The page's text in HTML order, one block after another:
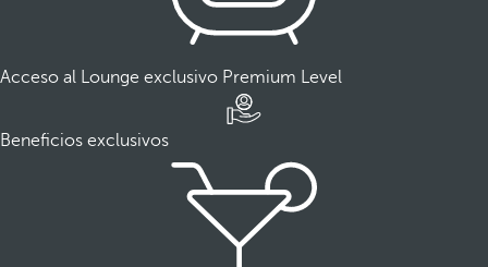
Acceso al Lounge exclusivo Premium Level
Beneficios exclusivos